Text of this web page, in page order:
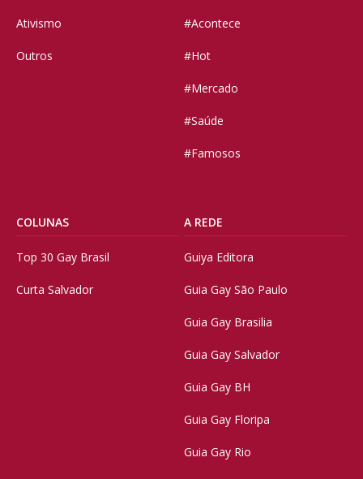
Ativismo
Outros
#Acontece
#Hot
#Mercado
#Saúde
#Famosos
COLUNAS
Top 30 Gay Brasil
Curta Salvador
A REDE
Guiya Editora
Guia Gay São Paulo
Guia Gay Brasilia
Guia Gay Salvador
Guia Gay BH
Guia Gay Floripa
Guia Gay Rio